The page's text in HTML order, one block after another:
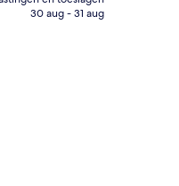
(ter plaatse)
prijs
30 aug - 31 aug